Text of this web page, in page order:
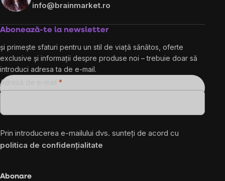
info@brainmarket.ro
Abonează-te la newsletter
și primește sfaturi pentru un stil de viață sănătos, oferte
exclusive și informații despre produse noi – trebuie doar să
introduci adresa ta de e-mail.
Adresă de e-mail
Prin introducerea e-mailului dvs. sunteți de acord cu
politica de confidențialitate
Abonare